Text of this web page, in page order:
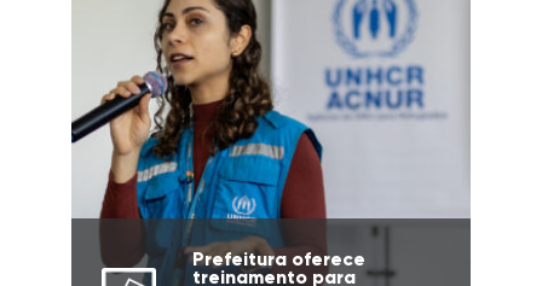
Prefeitura oferece
treinamento para